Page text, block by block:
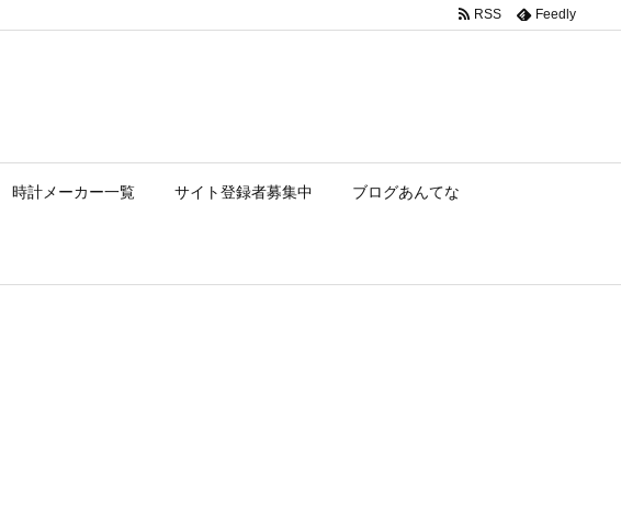
時計メーカー一覧 サイト登録者募集中 ブログあんてな
RSS Feedly